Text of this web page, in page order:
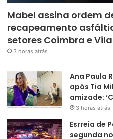
Mabel assina ordem
recapeamento
setores Coimbra e
3 horas atrás
Ana Paula
após Tia
amizade:
3 horas atrás
Esrreia de
segunda